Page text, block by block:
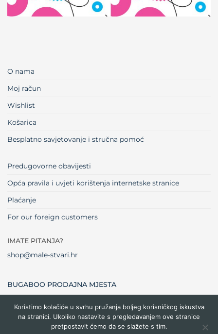
O nama
Moj račun
Wishlist
Košarica
Besplatno savjetovanje i stručna pomoć
Predugovorne obavijesti
Opća pravila i uvjeti korištenja internetske stranice
Plaćanje
For our foreign customers
IMATE PITANJA?
shop@male-stvari.hr
BUGABOO PRODAJNA MJESTA
Visa MasterCardMaestro Dinners
Club
Credit
Card
Cash
Koristimo kolačiće u svrhu pružanja boljeg korisničkog iskustva
na stranici. Ukoliko nastavite s pregledavanjem ove stranice
pretpostavit ćemo da se slažete s tim.